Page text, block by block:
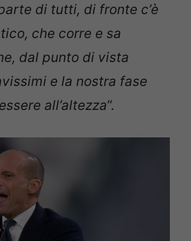
di tutti, di fronte c’è
che corre e sa
dal punto di vista
e la nostra fase
all’altezza“.